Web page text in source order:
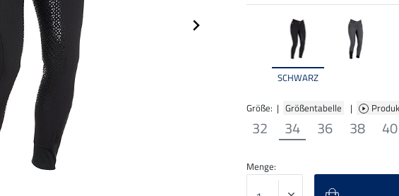
SCHWARZ
Größe: | Größentabelle |
32 34 36 38 40
Menge: